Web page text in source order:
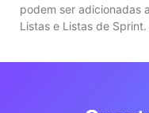
podem ser adicionadas
Listas e Listas de Sprint.